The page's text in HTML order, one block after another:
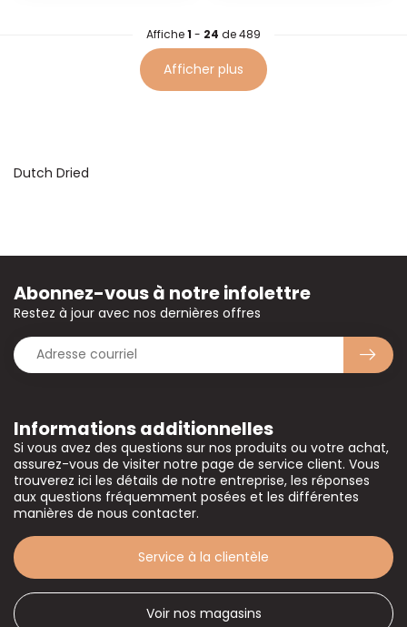
Affiche1 - 24 de 489
Afficher plus
Dutch Dried
Informations additionnelles
Si vous avez des questions sur nos produits ou votre achat,
assurez-vous de visiter notre page de service client. Vous
trouverez ici les détails de notre entreprise, les réponses
aux questions fréquemment posées et les différentes
manières de nous contacter.
Service à la clientèle
Voir nos magasins
Abonnez-vous à notre infolettre
Restez à jour avec nos dernières offres